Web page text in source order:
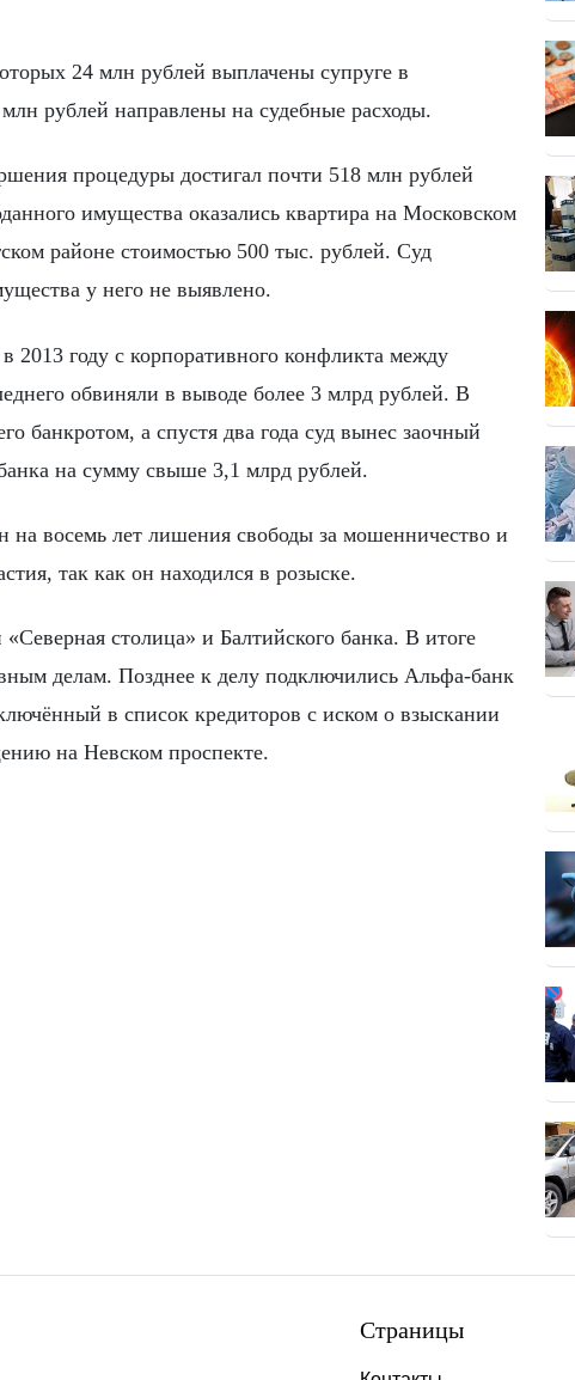
24 млн рублей выплачены супруге в
рублей направлены на судебные расходы.
процедуры достигал почти 518 млн рублей
имущества оказались квартира на Московском
районе стоимостью 500 тыс. рублей. Суд
у него не выявлено.
2013 году с корпоративного конфликта между
обвиняли в выводе более 3 млрд рублей. В
банкротом, а спустя два года суд вынес заочный
на сумму свыше 3,1 млрд рублей.
восемь лет лишения свободы за мошенничество и
так как он находился в розыске.
столица» и Балтийского банка. В итоге
делам. Позднее к делу подключились Альфа-банк
в список кредиторов с иском о взыскании
на Невском проспекте.
Страницы